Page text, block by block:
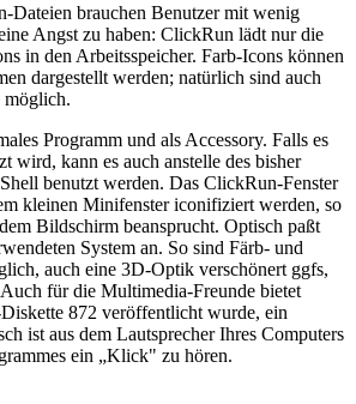
Dateien brauchen Benutzer mit wenig
Angst zu haben: ClickRun lädt nur die
in den Arbeitsspeicher. Farb-Icons können
dargestellt werden; natürlich sind auch
möglich.
Programm und als Accessory. Falls es
wird, kann es auch anstelle des bisher
benutzt werden. Das ClickRun-Fenster
kleinen Minifenster iconifiziert werden, so
Bildschirm beansprucht. Optisch paßt
System an. So sind Färb- und
auch eine 3D-Optik verschönert ggfs,
für die Multimedia-Freunde bietet
872 veröffentlicht wurde, ein
ist aus dem Lautsprecher Ihres Computers
ein „Klick" zu hören.